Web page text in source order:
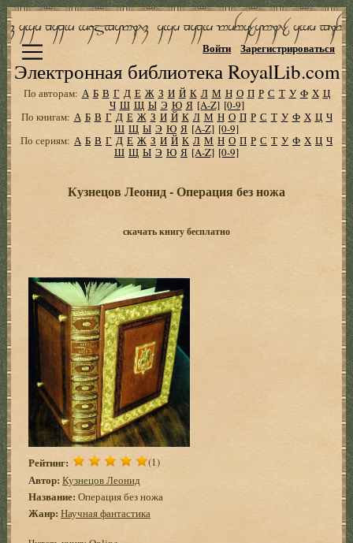
Электронная библиотека RoyalLib.com
Войти Зарегистрироваться
По авторам: А Б В Г Д Е Ж З И Й К Л М Н О П Р С Т У Ф Х Ц
Ч Ш Щ Ы Э Ю Я [A-Z] [0-9]
По книгам: А Б В Г Д Е Ж З И Й К Л М Н О П Р С Т У Ф Х Ц Ч
Ш Щ Ы Э Ю Я [A-Z] [0-9]
По сериям: А Б В Г Д Е Ж З И Й К Л М Н О П Р С Т У Ф Х Ц Ч
Ш Щ Ы Э Ю Я [A-Z] [0-9]
Кузнецов Леонид - Операция без ножа
скачать книгу бесплатно
Рейтинг: (1)
Автор: Кузнецов Леонид
Название: Операция без ножа
Жанр: Научная фантастика